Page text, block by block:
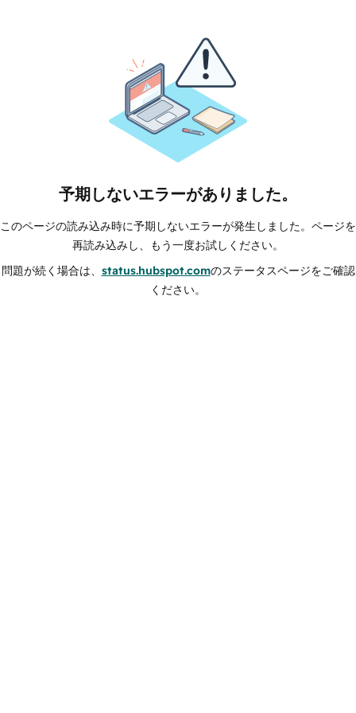
予期しないエラーがありました。
このページの読み込み時に予期しないエラーが発生しました。ページを
再読み込みし、もう一度お試しください。
問題が続く場合は、 status.hubspot.comのステータスページをご確認
ください。